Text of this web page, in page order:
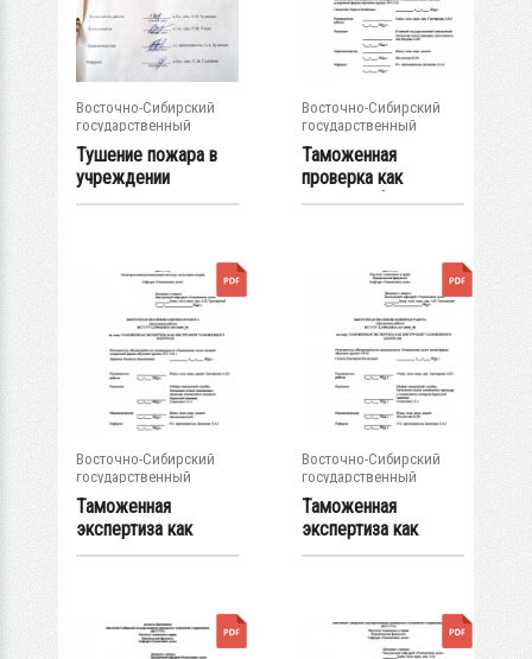
Восточно-Сибирский
государственный
университет...
Тушение пожара в
учреждении
здравоохранения :
Восточно-Сибирский
государственный
университет...
Таможенная
проверка как
основная форма...
Восточно-Сибирский
государственный
университет...
Таможенная
экспертиза как
инструмент
Восточно-Сибирский
государственный
университет...
Таможенная
экспертиза как
инструмент